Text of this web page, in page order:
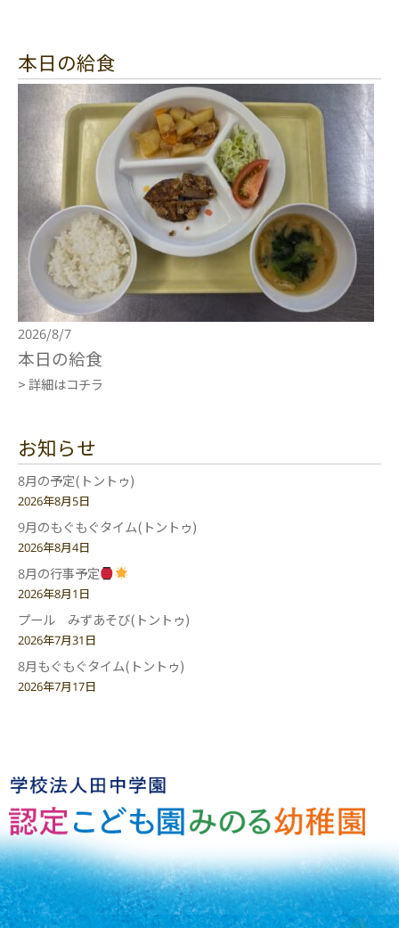
本日の給食
2026/8/7
本日の給食
> 詳細はコチラ
お知らせ
8月の予定(トントゥ)
2026年8月5日
9月のもぐもぐタイム(トントゥ)
2026年8月4日
8月の行事予定
2026年8月1日
プール みずあそび(トントゥ)
2026年7月31日
8月もぐもぐタイム(トントゥ)
2026年7月17日